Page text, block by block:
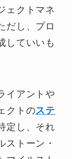
ェクトマネ
だし、プロ
していいも
イアントや
クトのステ
定し、それ
ストーン・